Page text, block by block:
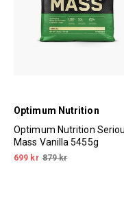
Optimum Nutrition
Optimum Nutrition
Mass Vanilla 5455g
699 kr 879 kr